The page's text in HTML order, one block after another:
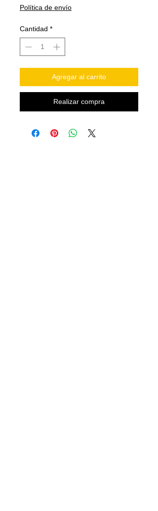
Política de envío
Cantidad *
Agregar al carrito
Realizar compra